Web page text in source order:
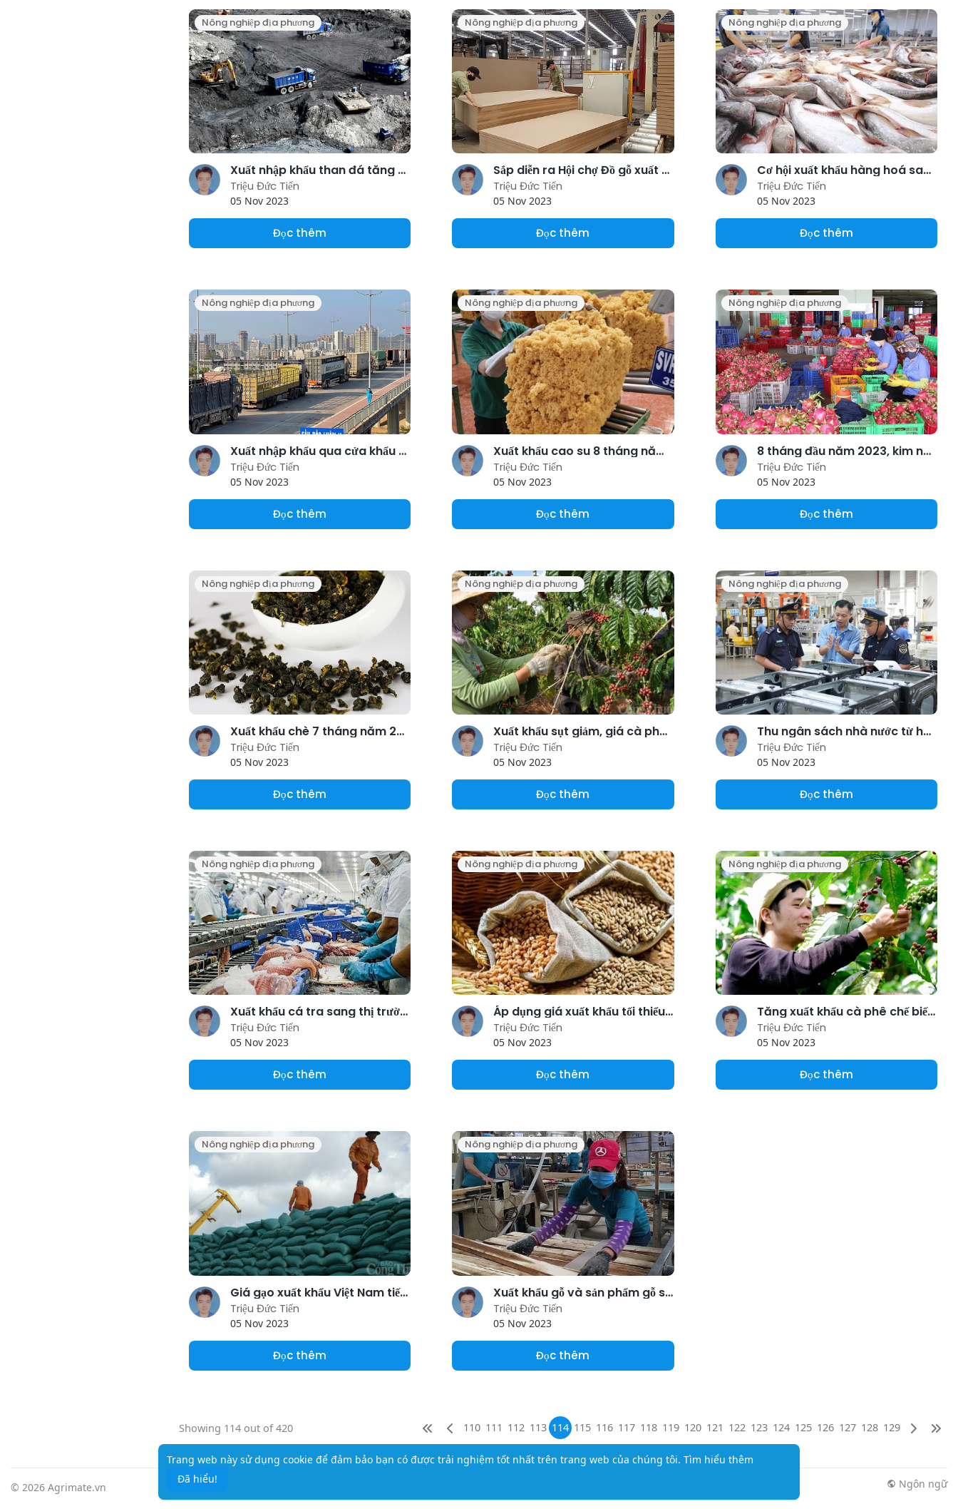
Trang web này sử dụng cookie để đảm bảo bạn có được trải nghiệm tốt nhất trên trang web của chúng tôi. Tìm hiểu thêm
Đã hiểu!
Nông nghiệp địa phương
Xuất nhập khẩu than đá tăng giảm trái chiều
Triệu Đức Tiến
05 Nov 2023
Đọc thêm
Nông nghiệp địa phương
Sắp diễn ra Hội chợ Đồ gỗ xuất khẩu phục vụ thị trường nội địa
Triệu Đức Tiến
05 Nov 2023
Đọc thêm
Nông nghiệp địa phương
Cơ hội xuất khẩu hàng hoá sang thị trường Hoa Kỳ qua nền tảng trực tuyến
Triệu Đức Tiến
05 Nov 2023
Đọc thêm
Nông nghiệp địa phương
Xuất nhập khẩu qua cửa khẩu Quảng Ninh khởi sắc
Triệu Đức Tiến
05 Nov 2023
Đọc thêm
Nông nghiệp địa phương
Xuất khẩu cao su 8 tháng năm 2023 thu về 1,59 tỷ USD
Triệu Đức Tiến
05 Nov 2023
Đọc thêm
Nông nghiệp địa phương
8 tháng đầu năm 2023, kim ngạch xuất nhập khẩu Việt Nam - Trung Quốc vượt 100 tỷ USD
Triệu Đức Tiến
05 Nov 2023
Đọc thêm
Nông nghiệp địa phương
Xuất khẩu chè 7 tháng năm 2023: Duy nhất một mặt hàng tăng trưởng dương
Triệu Đức Tiến
05 Nov 2023
Đọc thêm
Nông nghiệp địa phương
Xuất khẩu sụt giảm, giá cà phê Việt Nam dẫn dắt giá Robusta thế giới
Triệu Đức Tiến
05 Nov 2023
Đọc thêm
Nông nghiệp địa phương
Thu ngân sách nhà nước từ hoạt động xuất nhập khẩu đạt 240.390 tỷ đồng
Triệu Đức Tiến
05 Nov 2023
Đọc thêm
Nông nghiệp địa phương
Xuất khẩu cá tra sang thị trường Anh giảm nhẹ
Triệu Đức Tiến
05 Nov 2023
Đọc thêm
Nông nghiệp địa phương
Áp dụng giá xuất khẩu tối thiểu làm cho Ấn Độ mất thị phần gạo basmati
Triệu Đức Tiến
05 Nov 2023
Đọc thêm
Nông nghiệp địa phương
Tăng xuất khẩu cà phê chế biến, giá cà phê tăng kỷ lục
Triệu Đức Tiến
05 Nov 2023
Đọc thêm
Nông nghiệp địa phương
Giá gạo xuất khẩu Việt Nam tiếp tục xu hướng hạ nhiệt
Triệu Đức Tiến
05 Nov 2023
Đọc thêm
Nông nghiệp địa phương
Xuất khẩu gỗ và sản phẩm gỗ sang thị trường Ấn Độ tăng trưởng 3 con số
Triệu Đức Tiến
05 Nov 2023
Đọc thêm
Showing 114 out of 420 110 111 112 113 114 115 116 117 118 119 120 121 122 123 124 125 126 127 128 129
© 2026 Agrimate.vn Ngôn ngữ